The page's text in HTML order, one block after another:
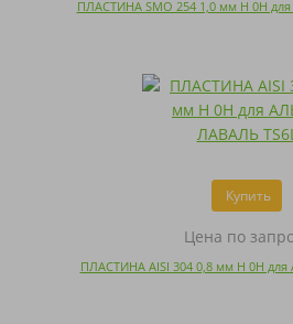
ПЛАСТИНА SMO 254 1,0 мм H 0H
Купить
Цена по
ПЛАСТИНА AISI 304 0,8 мм H 0H